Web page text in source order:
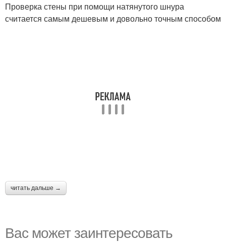
Проверка стены при помощи натянутого шнура
считается самым дешевым и довольно точным способом
читать дальше →
Вас может заинтересовать